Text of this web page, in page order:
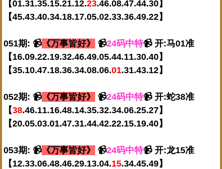
【01.31.35.15.21.12.23.46.08.47.44.30】
【45.43.40.34.18.17.05.02.33.36.49.22】
051期: 📹 《万事皆好》 📹24码中特📹 开:马01准
【16.09.22.19.32.46.49.05.44.11.30.40】
【35.10.47.18.36.34.08.06.01.31.43.12】
052期: 📹 《万事皆好》 📹24码中特📹 开:蛇38准
【38.46.11.16.48.14.35.32.34.06.25.27】
【20.05.03.01.47.31.44.42.22.15.19.40】
053期: 📹 《万事皆好》 📹24码中特📹 开:龙15准
【12.33.06.48.46.29.13.04.15.34.45.49】